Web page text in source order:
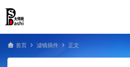
首页 滤镜插件 正文